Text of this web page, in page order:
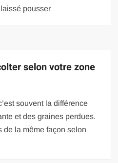
pousser
selon votre zone
souvent la différence
et des graines perdues.
de la même façon selon